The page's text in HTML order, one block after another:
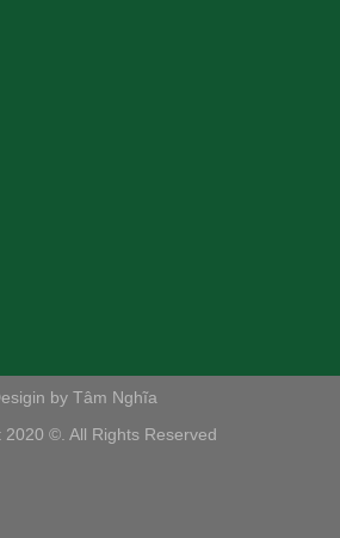
by Tâm Nghĩa
2020 ©. All Rights Reserved